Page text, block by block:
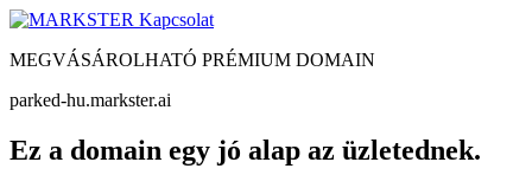
Kapcsolat
MEGVÁSÁROLHATÓ PRÉMIUM DOMAIN
parked-hu.markster.ai
Ez a domain egy jó alap az üzletednek.